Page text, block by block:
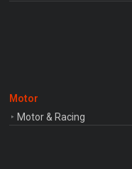
Motor
Motor & Racing